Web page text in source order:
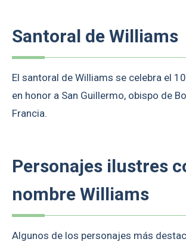
Santoral de Williams
El santoral de Williams se celebra el
en honor a San Guillermo, obispo de
Francia.
Personajes ilustres
nombre Williams
Algunos de los personajes más